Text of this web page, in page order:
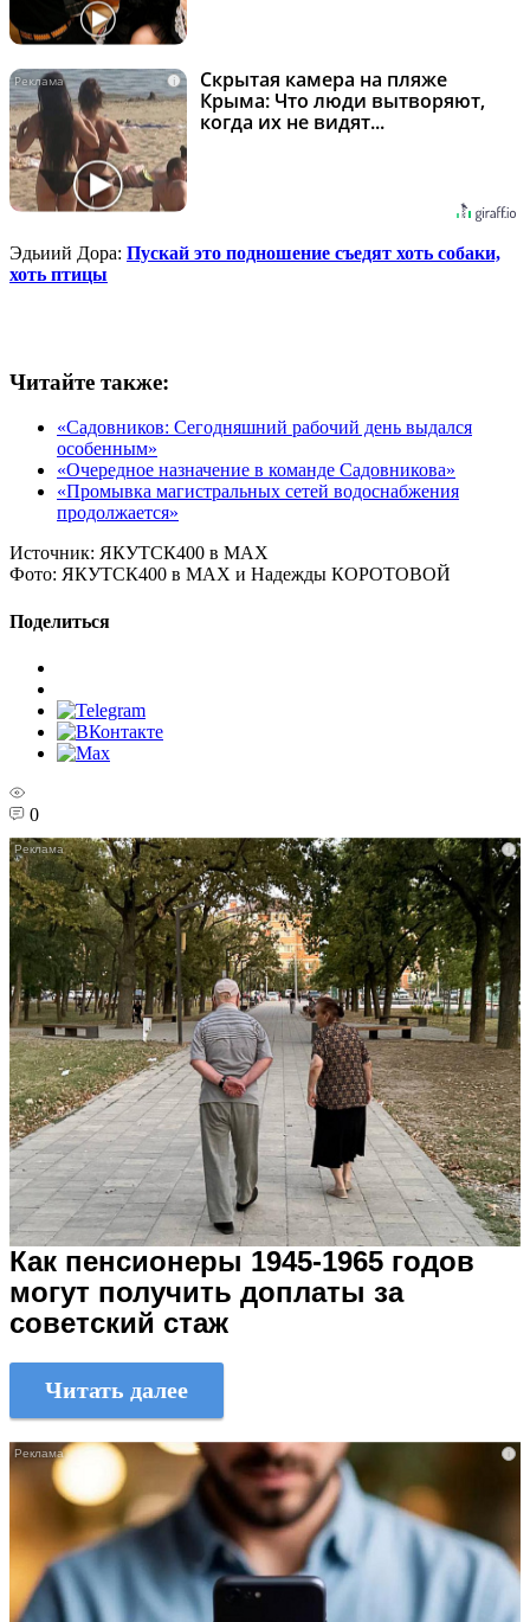
i
Скрытая камера на пляже
Крыма: Что люди вытворяют,
когда их не видят...
Эдьиий Дора: Пускай это подношение съедят хоть собаки,
хоть птицы
Читайте также:
«Садовников: Сегодняшний рабочий день выдался
особенным»
«Очередное назначение в команде Садовникова»
«Промывка магистральных сетей водоснабжения
продолжается»
Источник: ЯКУТСК400 в МАХ
Фото: ЯКУТСК400 в МАХ и Надежды КОРОТОВОЙ
Поделиться
0
i
Как пенсионеры 1945-1965 годов
могут получить доплаты за
советский стаж
Читать далее
i